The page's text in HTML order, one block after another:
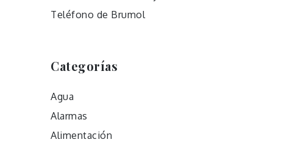
Teléfono de Brumol
Categorías
Agua
Alarmas
Alimentación